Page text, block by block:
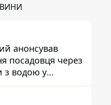
анонсував
посадовця через
з водою у